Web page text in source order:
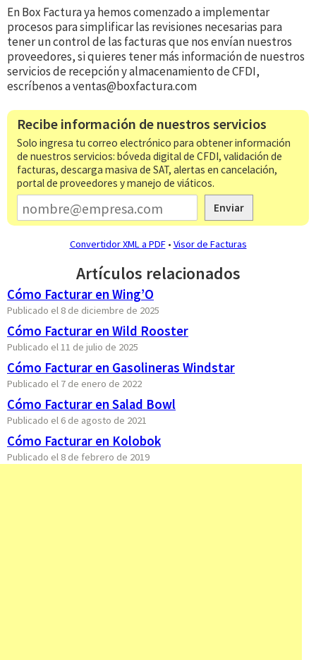
En Box Factura ya hemos comenzado a implementar
procesos para simplificar las revisiones necesarias para
tener un control de las facturas que nos envían nuestros
proveedores, si quieres tener más información de nuestros
servicios de recepción y almacenamiento de CFDI,
escríbenos aventas@boxfactura.com
Recibe información de nuestros servicios
Solo ingresa tu correo electrónico para obtener información
de nuestros servicios: bóveda digital de CFDI, validación de
facturas, descarga masiva de SAT, alertas en cancelación,
portal de proveedores y manejo de viáticos.
Enviar
Convertidor XML a PDF• Visor de Facturas
Artículos relacionados
​​Cómo Facturar en Wing’O
Publicado el 8 de diciembre de 2025
Cómo Facturar en Wild Rooster
Publicado el 11 de julio de 2025
Cómo Facturar en Gasolineras Windstar
Publicado el 7 de enero de 2022
Cómo Facturar en Salad Bowl
Publicado el 6 de agosto de 2021
Cómo Facturar en Kolobok
Publicado el 8 de febrero de 2019